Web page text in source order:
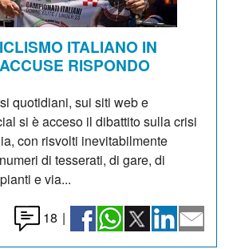
ITALIANO IN
RISPONDO
quotidiani, sui siti web e
si è acceso il dibattito sulla crisi
con risvolti inevitabilmente
di tesserati, di gare, di
e via...
18 |